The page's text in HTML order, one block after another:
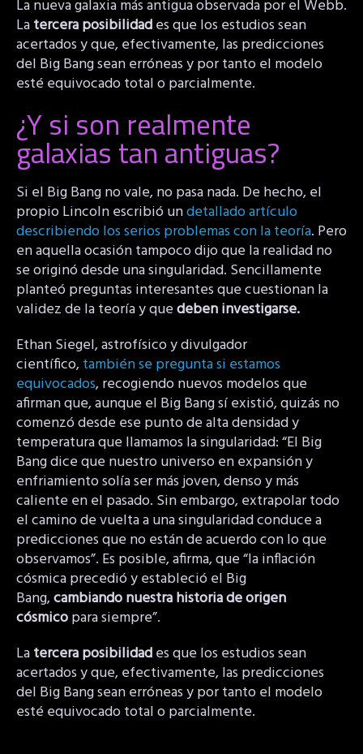
La nueva galaxia más antigua observada por el Webb.
Latercera posibilidades que los estudios sean
acertados y que, efectivamente, las predicciones
del Big Bang sean erróneas y por tanto el modelo
esté equivocado total o parcialmente.
¿Y si son realmente
galaxias tan antiguas?
Si el Big Bang no vale, no pasa nada. De hecho, el
propio Lincoln escribió undetallado artículo
describiendo los serios problemas con la teoría. Pero
en aquella ocasión tampoco dijo que la realidad no
se originó desde una singularidad. Sencillamente
planteó preguntas interesantes que cuestionan la
validez de la teoría y quedeben investigarse.
Ethan Siegel, astrofísico y divulgador
científico,también se pregunta si estamos
equivocados, recogiendo nuevos modelos que
afirman que, aunque el Big Bang sí existió, quizás no
comenzó desde ese punto de alta densidad y
temperatura que llamamos la singularidad: “El Big
Bang dice que nuestro universo en expansión y
enfriamiento solía ser más joven, denso y más
caliente en el pasado. Sin embargo, extrapolar todo
el camino de vuelta a una singularidad conduce a
predicciones que no están de acuerdo con lo que
observamos”. Es posible, afirma, que “la inflación
cósmica precedió y estableció el Big
Bang,cambiando nuestra historia de origen
cósmicopara siempre”.
Latercera posibilidades que los estudios sean
acertados y que, efectivamente, las predicciones
del Big Bang sean erróneas y por tanto el modelo
esté equivocado total o parcialmente.